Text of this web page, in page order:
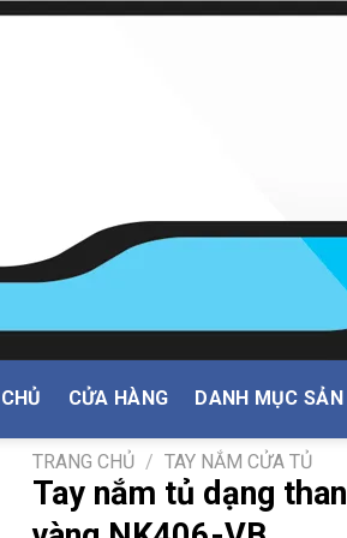
CỬA HÀNG DANH MỤC
TRANG CHỦ / TAY NẮM CỬA TỦ
Tay nắm tủ dạng